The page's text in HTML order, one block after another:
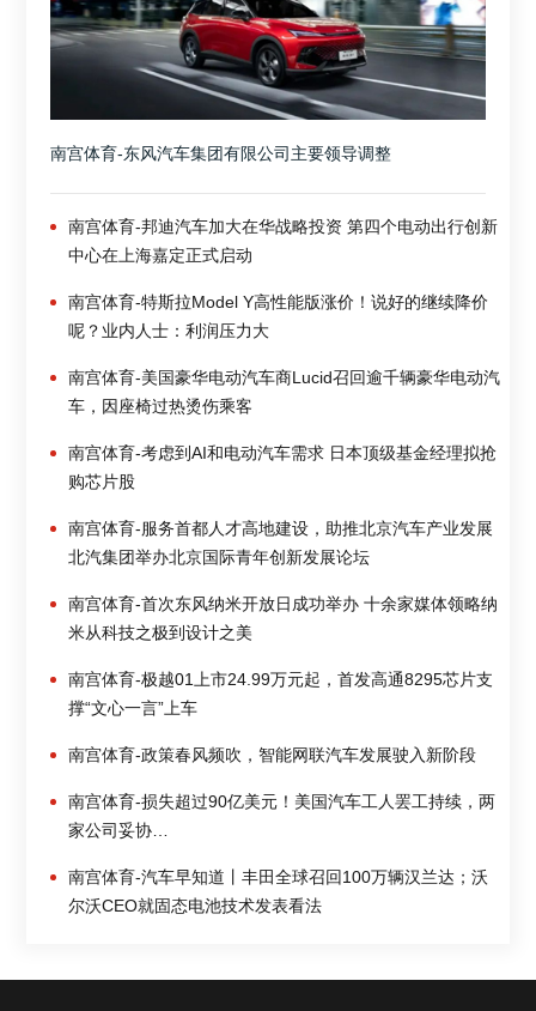
南宫体育-东风汽车集团有限公司主要领导调整
南宫体育-邦迪汽车加大在华战略投资 第四个电动出行创新
中心在上海嘉定正式启动
南宫体育-特斯拉Model Y高性能版涨价！说好的继续降价
呢？业内人士：利润压力大
南宫体育-美国豪华电动汽车商Lucid召回逾千辆豪华电动汽
车，因座椅过热烫伤乘客
南宫体育-考虑到AI和电动汽车需求 日本顶级基金经理拟抢
购芯片股
南宫体育-服务首都人才高地建设，助推北京汽车产业发展
北汽集团举办北京国际青年创新发展论坛
南宫体育-首次东风纳米开放日成功举办 十余家媒体领略纳
米从科技之极到设计之美
南宫体育-极越01上市24.99万元起，首发高通8295芯片支
撑“文心一言”上车
南宫体育-政策春风频吹，智能网联汽车发展驶入新阶段
南宫体育-损失超过90亿美元！美国汽车工人罢工持续，两
家公司妥协…
南宫体育-汽车早知道丨丰田全球召回100万辆汉兰达；沃
尔沃CEO就固态电池技术发表看法